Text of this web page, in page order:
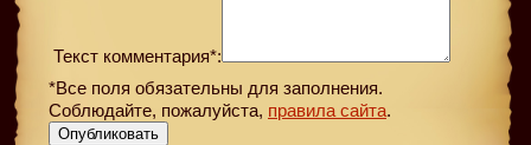
Текст комментария*:
*Все поля обязательны для заполнения.
Соблюдайте, пожалуйста, правила сайта.
Опубликовать